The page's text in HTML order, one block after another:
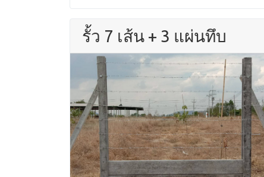
รั้ว 7 เส้น + 3 แผ่นทึบ